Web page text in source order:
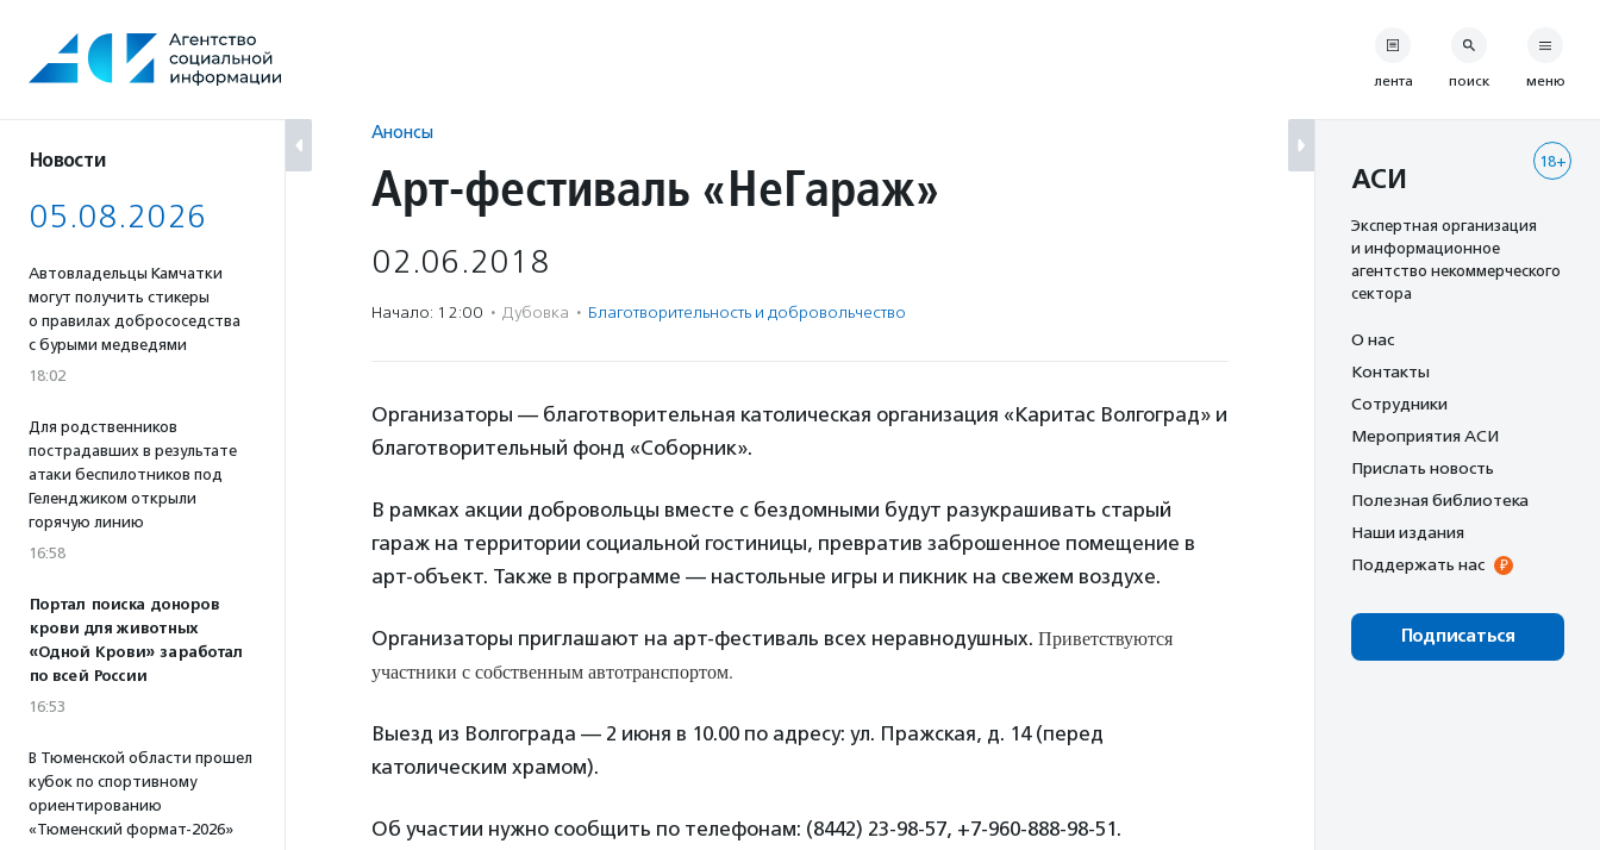
содержанию
Новости
05.08.2026
Автовладельцы Камчатки
могут получить стикеры
о правилах добрососедства
с бурыми медведями
18:02
Для родственников
пострадавших в результате
атаки беспилотников под
Геленджиком открыли
горячую линию
16:58
Портал поиска доноров
крови для животных
«Одной Крови» заработал
по всей России
16:53
В Тюменской области прошел
кубок по спортивному
ориентированию
«Тюменский формат-2026»
Анонсы
Арт-фестиваль «НеГараж»
02.06.2018
Начало: 12:00 · Дубовка · Благотвори­тель­ность и доброволь­чест­во
Организаторы — благотворительная католическая организация «Каритас Волгоград» и
благотворительный фонд «Соборник».
В рамках акции добровольцы вместе с бездомными будут разукрашивать старый
гараж на территории социальной гостиницы, превратив заброшенное помещение в
арт-объект. Также в программе — настольные игры и пикник на свежем воздухе.
Организаторы приглашают на арт-фестиваль всех неравнодушных. Приветствуются
участники с собственным автотранспортом.
Выезд из Волгограда — 2 июня в 10.00 по адресу: ул. Пражская, д. 14 (перед
католическим храмом).
Об участии нужно сообщить по телефонам: (8442) 23-98-57, +7-960-888-98-51.
лента поиск меню
18+
АСИ
Экспертная организация
и информационное
агентство некоммерческого
сектора
О нас
Контакты
Сотрудники
Мероприятия АСИ
Прислать новость
Полезная библиотека
Наши издания
Поддержать нас
Подписаться